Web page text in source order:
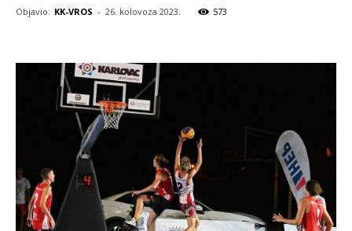
Objavio: KK-VROS - 26. kolovoza 2023. 573